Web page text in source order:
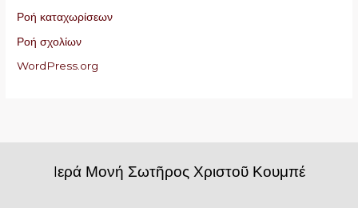
Ροή καταχωρίσεων
Ροή σχολίων
WordPress.org
Iερά Μονή Σωτῆρος Χριστοῦ Κουμπέ